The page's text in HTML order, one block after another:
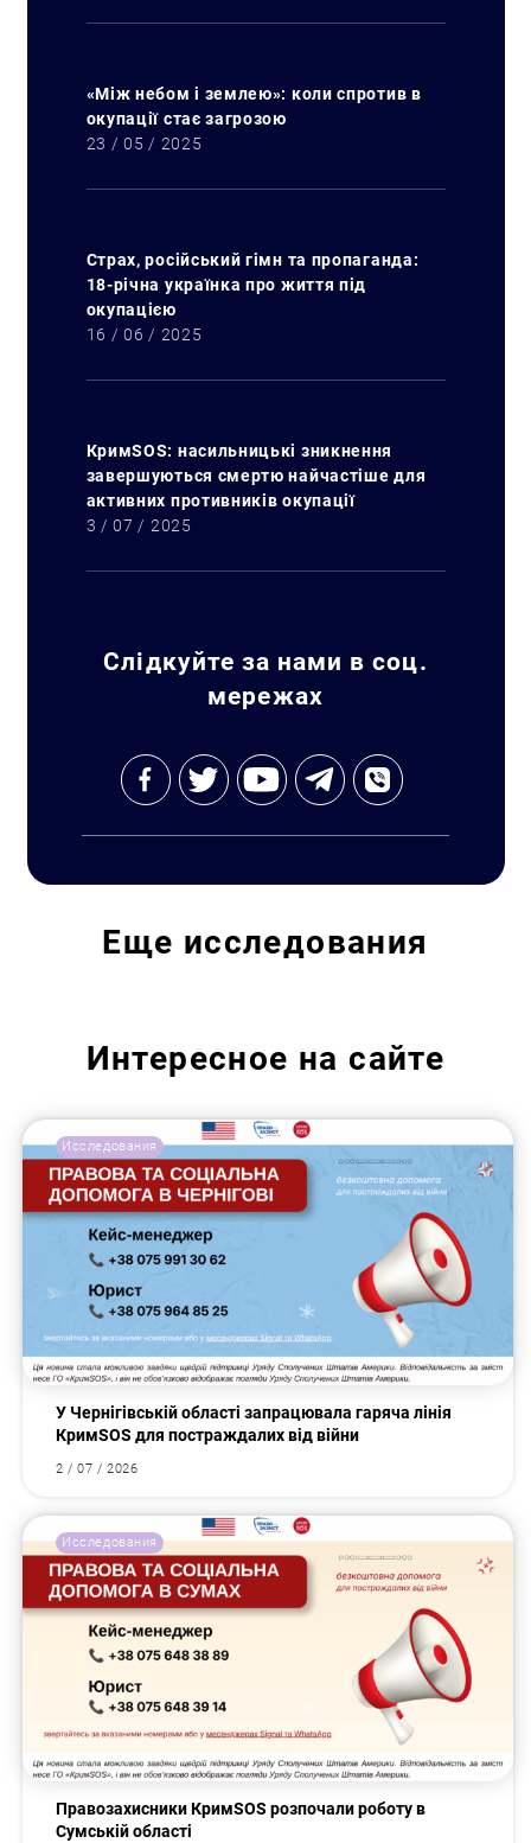
«Між небом і землею»: коли спротив в
окупації стає загрозою
23 / 05 / 2025
Страх, російський гімн та пропаганда:
18-річна українка про життя під
окупацією
16 / 06 / 2025
КримSOS: насильницькі зникнення
завершуються смертю найчастіше для
активних противників окупації
3 / 07 / 2025
Слідкуйте за нами в соц.
мережах
Еще исследования
Интересное на сайте
Исследования
У Чернігівській області запрацювала гаряча лінія
КримSOS для постраждалих від війни
2 / 07 / 2026
Исследования
Правозахисники КримSOS розпочали роботу в
Сумській області